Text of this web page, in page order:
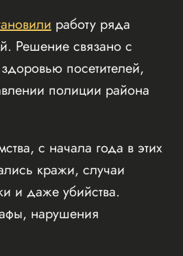
работу ряда
Решение связано с
посетителей,
полиции района
с начала года в этих
кражи, случаи
и даже убийства.
нарушения